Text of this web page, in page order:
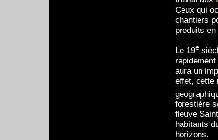
Ceux qui
chantiers
produits
Le 19e
aura un
effet, cette
forestière
fleuve
habitants
horizons.